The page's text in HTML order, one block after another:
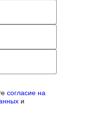
согласие на
и